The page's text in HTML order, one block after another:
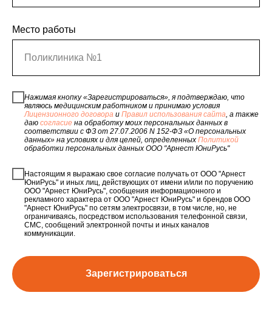
Место работы
Поликлиника №1
Нажимая кнопку «Зарегистрироваться», я подтверждаю, что
являюсь медицинским работником и принимаю условия
Лицензионного договора и Правил использования сайта , а также
даю согласие на обработку моих персональных данных в
соответствии с ФЗ от 27.07.2006 N 152-ФЗ «О персональных
данных» на условиях и для целей, определенных Политикой
обработки персональных данных ООО "Арнест ЮниРусь"
Настоящим я выражаю свое согласие получать от ООО "Арнест
ЮниРусь" и иных лиц, действующих от имени и/или по поручению
ООО "Арнест ЮниРусь", сообщения информационного и
рекламного характера от ООО "Арнест ЮниРусь" и брендов ООО
"Арнест ЮниРусь" по сетям электросвязи, в том числе, но, не
ограничиваясь, посредством использования телефонной связи,
СМС, сообщений электронной почты и иных каналов
коммуникации.
Зарегистрироваться